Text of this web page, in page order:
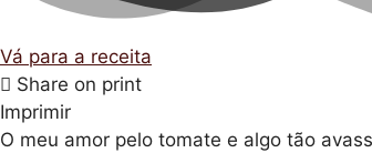
Vá para a receita
Share on print
Imprimir
O meu amor pelo tomate e algo tão